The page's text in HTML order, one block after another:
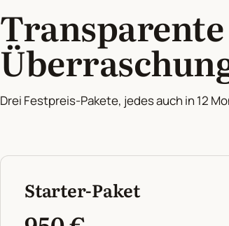
Drei Festpreis-Pakete, jedes auch in 12
Starter-Paket